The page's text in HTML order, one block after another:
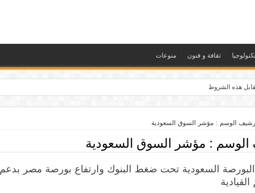
ثقافة و فنون منوعات
هذه الشروط
الوسم : مؤشر السوق السعودية
الوسم : مؤشر السوق السعودية
البورصة السعودية تحت ضغط البنوك وارتفاع بورصة مصر بدعم
القيادية